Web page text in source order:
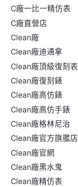
C廠一比一精仿表
C廠直營店
Clean廠
Clean廠迪通拿
Clean廠頂級復刻表
Clean廠復刻錶
Clean廠高仿錶
Clean廠高仿手錶
Clean廠格林尼治
Clean廠官方旗艦店
Clean廠官網
Clean廠黑水鬼
Clean廠精仿表